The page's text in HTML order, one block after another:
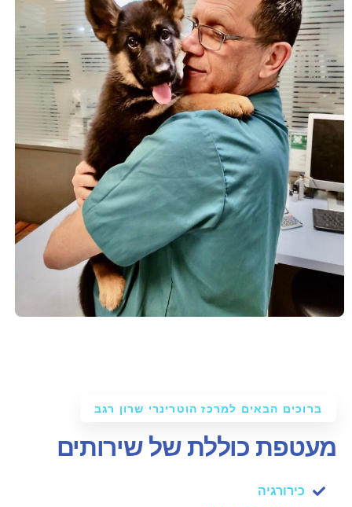
ברוכים הבאים למרכז הוטרינרי שרון רגב
מעטפת כוללת של שירותים
כירורגיה